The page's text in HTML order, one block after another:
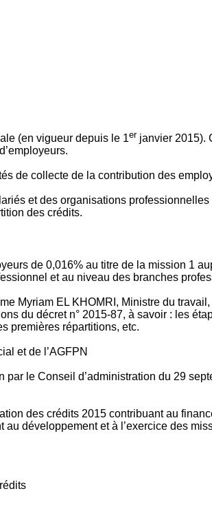
(en vigueur depuis le 1er janvier 2015).
de collecte de la contribution des
et des organisations
des crédits.
de 0,016% au titre de la mission 1
et au niveau des branches
Myriam EL KHOMRI, Ministre du
du décret n° 2015-87, à savoir : les
premières répartitions, etc.
et de l’AGFPN
le Conseil d’administration du 29
des crédits 2015 contribuant au
développement et à l’exercice des